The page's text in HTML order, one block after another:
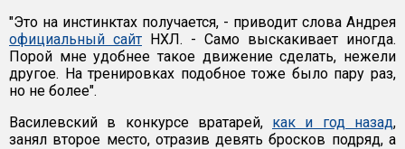
"Это на инстинктах получается, - приводит слова Андрея
официальный сайт НХЛ. - Само выскакивает иногда.
Порой мне удобнее такое движение сделать, нежели
другое. На тренировках подобное тоже было пару раз,
но не более".
Василевский в конкурсе вратарей, как и год назад,
занял второе место, отразив девять бросков подряд, а